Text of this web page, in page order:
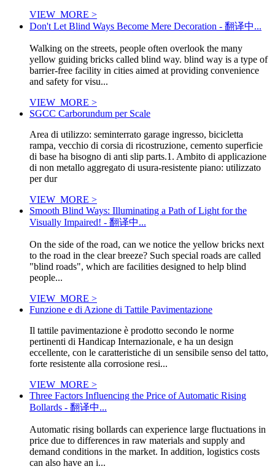
VIEW_MORE >
Don't Let Blind Ways Become Mere Decoration - 翻译中...
Walking on the streets, people often overlook the many
yellow guiding bricks called blind way. blind way is a type of
barrier-free facility in cities aimed at providing convenience
and safety for visu...
VIEW_MORE >
SGCC Carborundum per Scale
Area di utilizzo: seminterrato garage ingresso, bicicletta
rampa, vecchio di corsia di ricostruzione, cemento superficie
di base ha bisogno di anti slip parts.1. Ambito di applicazione
di non metallo aggregato di usura-resistente piano: utilizzato
per dur
VIEW_MORE >
Smooth Blind Ways: Illuminating a Path of Light for the
Visually Impaired! - 翻译中...
On the side of the road, can we notice the yellow bricks next
to the road in the clear breeze? Such special roads are called
"blind roads", which are facilities designed to help blind
people...
VIEW_MORE >
Funzione e di Azione di Tattile Pavimentazione
Il tattile pavimentazione è prodotto secondo le norme
pertinenti di Handicap Internazionale, e ha un design
eccellente, con le caratteristiche di un sensibile senso del tatto,
forte resistente alla corrosione resi...
VIEW_MORE >
Three Factors Influencing the Price of Automatic Rising
Bollards - 翻译中...
Automatic rising bollards can experience large fluctuations in
price due to differences in raw materials and supply and
demand conditions in the market. In addition, logistics costs
can also have an i...